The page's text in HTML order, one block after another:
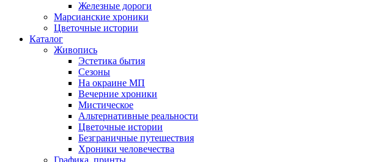
Железные дороги
Марсианские хроники
Цветочные истории
Каталог
Живопись
Эстетика бытия
Сезоны
На окраине МП
Вечерние хроники
Мистическое
Альтернативные реальности
Цветочные истории
Безграничные путешествия
Хроники человечества
Графика, принты